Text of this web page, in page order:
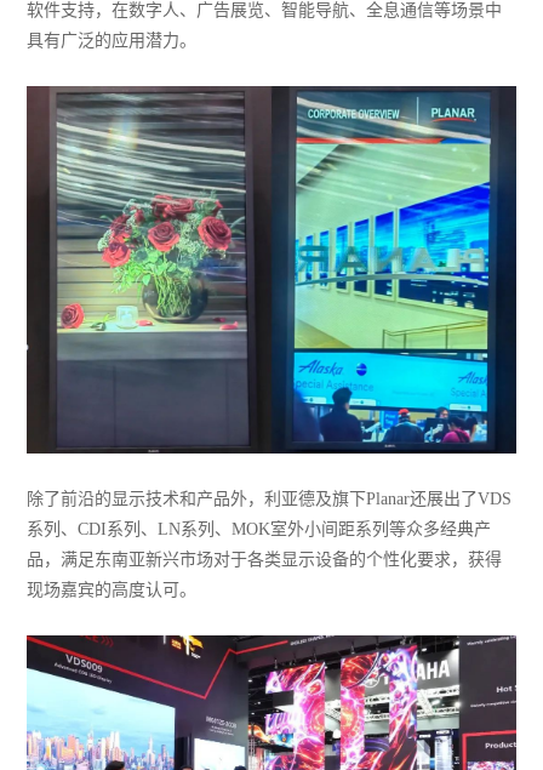
软件支持，在数字人、广告展览、智能导航、全息通信等场景中
具有广泛的应用潜力。
除了前沿的显示技术和产品外，利亚德及旗下Planar还展出了VDS
系列、CDI系列、LN系列、MOK室外小间距系列等众多经典产
品，满足东南亚新兴市场对于各类显示设备的个性化要求，获得
现场嘉宾的高度认可。